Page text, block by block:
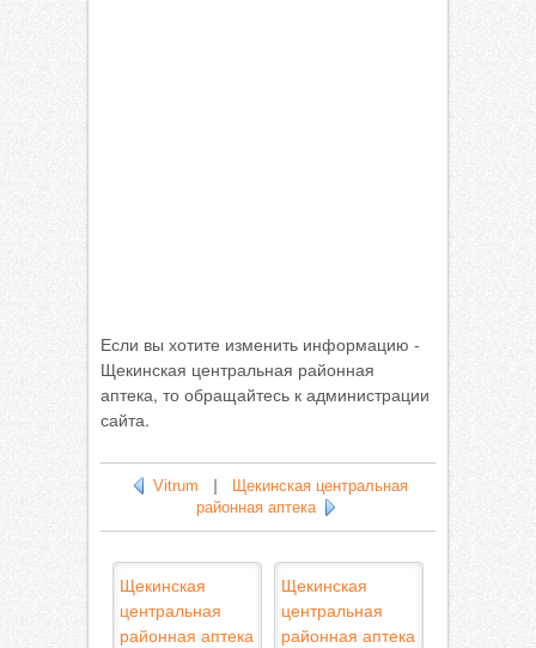
Если вы хотите изменить информацию -
Щекинская центральная районная
аптека, то обращайтесь к администрации
сайта.
Vitrum
Щекинская центральная
районная аптека
Щекинская
центральная
районная аптека
Щекинская
центральная
районная аптека